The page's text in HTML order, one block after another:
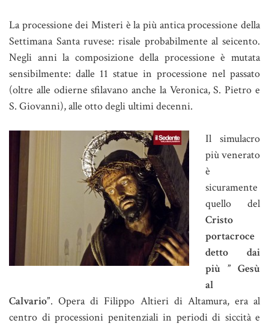
La processione dei Misteri è la più antica processione della
Settimana Santa ruvese: risale probabilmente al seicento.
Negli anni la composizione della processione è mutata
sensibilmente: dalle 11 statue in processione nel passato
(oltre alle odierne sfilavano anche la Veronica, S. Pietro e
S. Giovanni), alle otto degli ultimi decenni.
Il simulacro
più venerato
è
sicuramente
quello del
Cristo
portacroce
detto dai
più ” Gesù
al
Calvario”. Opera di Filippo Altieri di Altamura, era al
centro di processioni penitenziali in periodi di siccità e